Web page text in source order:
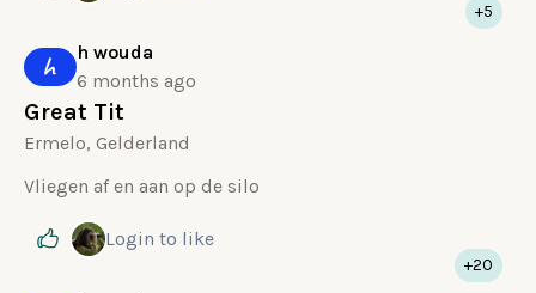
h
h wouda
6 months ago
Great Tit
Ermelo, Gelderland
+5
Vliegen af en aan op de silo
Login to like
+20